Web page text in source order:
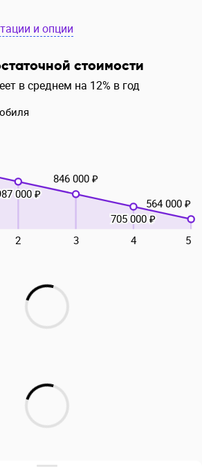
и опции
стоимости
в среднем на 12% в год
2 3 4 5
000 ₽
846 000 ₽
705 000 ₽
564 000 ₽